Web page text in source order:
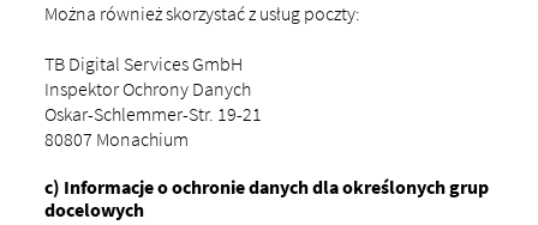
Można również skorzystać z usług poczty:
TB Digital Services GmbH
Inspektor Ochrony Danych
Oskar-Schlemmer-Str. 19-21
80807 Monachium
c) Informacje o ochronie danych dla określonych grup
docelowych